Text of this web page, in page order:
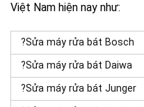
Việt Nam hiện nay như:
?Sửa máy rửa bát Bosch
?Sửa máy rửa bát Daiwa
?Sửa máy rửa bát Junger